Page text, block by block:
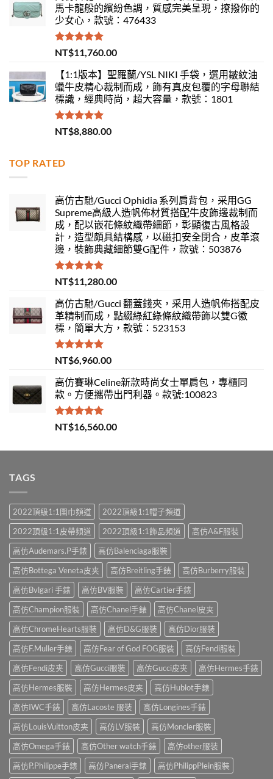
馬卡龍般的繽紛色調，質感完美呈現，撩撥你的
少女心，款號：476433
評分5.00
滿分 5
NT$11,760.00
【1:1版本】聖羅蘭/YSL NIKI 手袋，選用皺紋油
蠟牛皮精心裁制而成，飾有真皮包覆的字母聯結
標識，經典時尚，超大容量，款號：1801
評分 5.00
滿分 5
NT$8,880.00
TOP RATED
高仿古馳/Gucci Ophidia 系列肩背包，采用GG
Supreme高級人造帆佈材質搭配牛皮飾邊裁制而
成，配以嵌花條紋織帶細節，彰顯復古風格設
計，造型頗具結構感，以磁扣安全閉合，皮革滾
邊，裝飾典藏細節雙G配件，款號：503876
評分5.00
滿分 5
NT$11,280.00
高仿古馳/Gucci 翻蓋錢夾，采用人造帆佈搭配皮
革精制而成，點綴綠紅綠條紋織帶飾以雙G徽
標，簡單大方，款號：523153
評分 5.00
滿分 5
NT$6,960.00
高仿賽琳Celine新款時尚女士單肩包，專櫃同
款。方便攜帶出門利器。款號:100823
評分5.00
滿分 5
NT$16,560.00
TAGS
2022頂級1:1圍巾頻道
2022頂級1:1帽子頻道
2022頂級1:1皮帶頻道
2022頂級1:1飾品頻道
高仿A&F服裝
高仿Audemars.P手錶
高仿Balenciaga服裝
高仿Bottega Veneta皮夹
高仿Breitling手錶
高仿Burberry服裝
高仿Bvlgari 手錶
高仿BV服裝
高仿Cartier手錶
高仿Champion服裝
高仿Chanel手錶
高仿Chanel皮夹
高仿ChromeHearts服裝
高仿D&G服裝
高仿Dior服裝
高仿F.Muller手錶
高仿Fear of God FOG服裝
高仿Fendi服裝
高仿Fendi皮夹
高仿Gucci服裝 高仿Gucci皮夹
高仿Hermes手錶
高仿Hermes服裝
高仿Hermes皮夹
高仿Hublot手錶
高仿IWC手錶
高仿Lacoste 服裝
高仿Longines手錶
高仿LouisVuitton皮夹
高仿LV服裝
高仿Moncler服裝
高仿Omega手錶
高仿Other watch手錶
高仿other服裝
高仿P.Philippe手錶
高仿Panerai手錶 高仿PhilippPlein服裝